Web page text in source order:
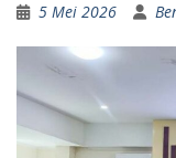
5 Mei 2026